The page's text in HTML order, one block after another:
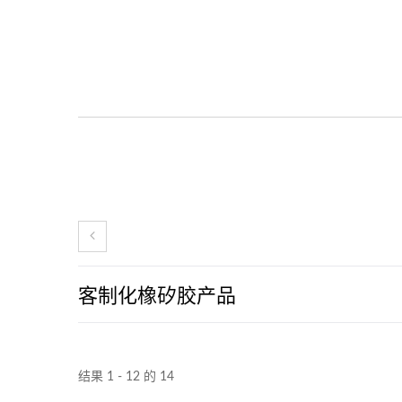
客制化橡矽胶产品
结果 1 - 12 的 14